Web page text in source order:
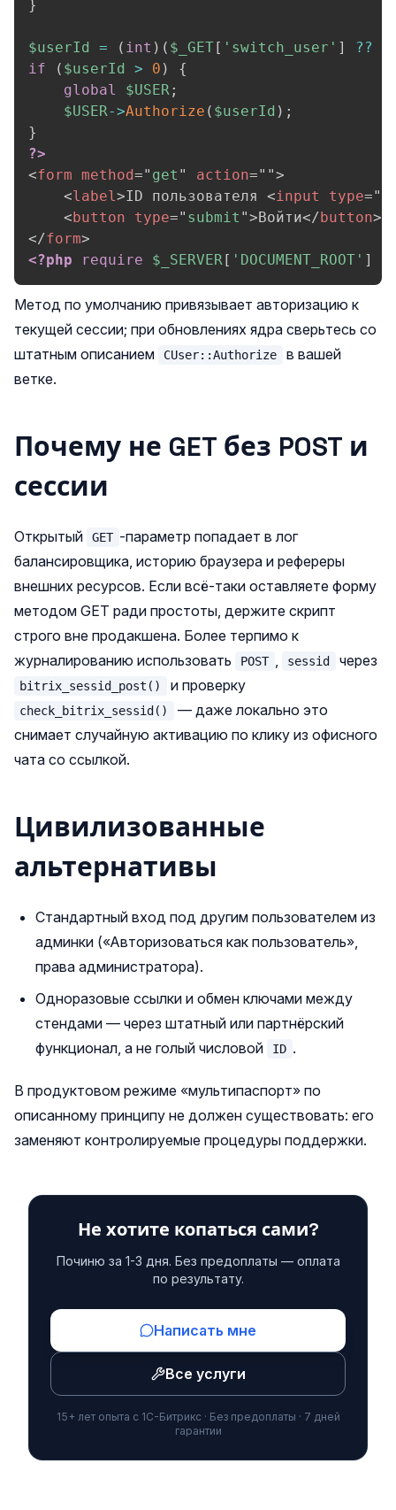
}
$userId = ( int ) ( $_GET[ 'switch_user' ] ??
if
( $userId > 0 )
{
global
$USER;
$USER->Authorize ( $userId ) ;
}
?>
<form method=" get " action=" ">
<label>ID пользователя <input type="
<button type=" submit ">Войти</button>
</form>
<?php
require $_SERVER[ 'DOCUMENT_ROOT' ]
Метод по умолчанию привязывает авторизацию к
текущей сессии; при обновлениях ядра сверьтесь со
штатным описанием
CUser::Authorize
в вашей
ветке.
Почему не GET без POST и
сессии
Открытый GET -параметр попадает в лог
балансировщика, историю браузера и рефереры
внешних ресурсов. Если всё-таки оставляете форму
методом GET ради простоты, держите скрипт
строго вне продакшена. Более терпимо к
журналированию использовать
POST , sessid через
bitrix_sessid_post() и проверку
check_bitrix_sessid()
— даже локально это
снимает случайную активацию по клику из офисного
чата со ссылкой.
Цивилизованные
альтернативы
Стандартный вход под другим пользователем из
админки («Авторизоваться как пользователь»,
права администратора).
Одноразовые ссылки и обмен ключами между
стендами — через штатный или партнёрский
функционал, а не голый числовой
ID .
В продуктовом режиме «мультипаспорт» по
описанному принципу не должен существовать: его
заменяют контролируемые процедуры поддержки.
Не хотите копаться сами?
Починю за 1-3 дня. Без предоплаты — оплата
по результату.
Написать мне
Все услуги
15+ лет опыта с 1С-Битрикс · Без предоплаты · 7 дней
гарантии